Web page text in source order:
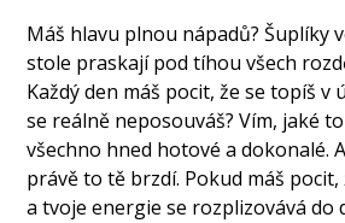
Máš hlavu plnou nápadů? Šuplíky
stole praskají pod tíhou všech
Každý den máš pocit, že se topíš v
se reálně neposouváš? Vím, jaké
všechno hned hotové a dokonalé.
právě to tě brzdí. Pokud máš
a tvoje energie se rozplizovává do